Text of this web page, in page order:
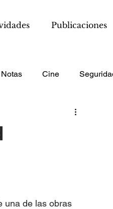
Publicaciones
Notas Cine
una de las obras